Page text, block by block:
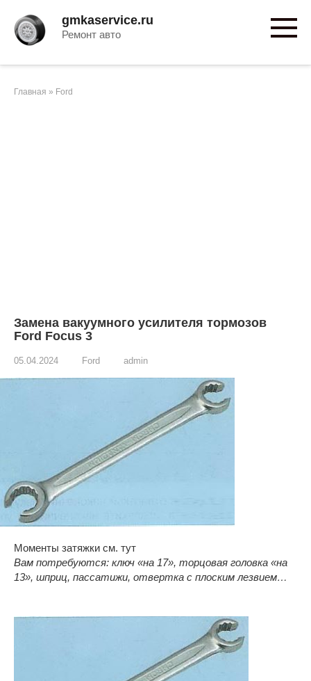
контенту
gmkaservice.ru
Ремонт авто
Главная » Ford
Замена вакуумного усилителя тормозов
Ford Focus 3
05.04.2024 Ford admin
Моменты затяжки см. тут
Вам потребуются: ключ «на 17», торцовая головка «на
13», шприц, пассатижи, отвертка с плоским лезвием…